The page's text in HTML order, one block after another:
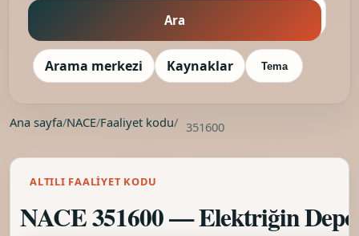
Ara
Arama merkezi Kaynaklar Tema
Ana sayfa/NACE/Faaliyet kodu/ 351600
ALTILI FAALIYET KODU
NACE 351600 — Elektriğin